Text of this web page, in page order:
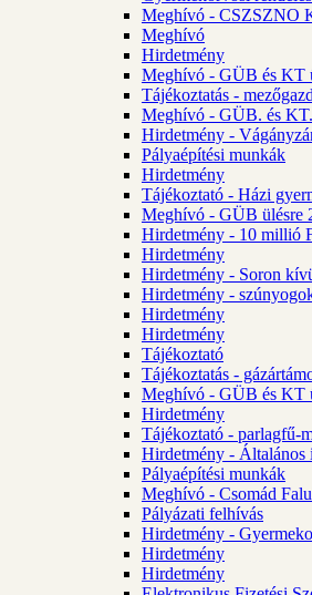
Meghívó - CSZSZNO
Meghívó
Hirdetmény
Meghívó - GÜB és KT
Tájékoztatás -
Meghívó - GÜB. és
Hirdetmény -
Pályaépítési munkák
Hirdetmény
Tájékoztató - Házi
Meghívó - GÜB ülésre
Hirdetmény - 10 millió
Hirdetmény
Hirdetmény - Soron
Hirdetmény -
Hirdetmény
Hirdetmény
Tájékoztató
Tájékoztatás -
Meghívó - GÜB és KT
Hirdetmény
Tájékoztató - parlagfű-
Hirdetmény - Általános
Pályaépítési munkák
Meghívó - Csomád
Pályázati felhívás
Hirdetmény -
Hirdetmény
Hirdetmény